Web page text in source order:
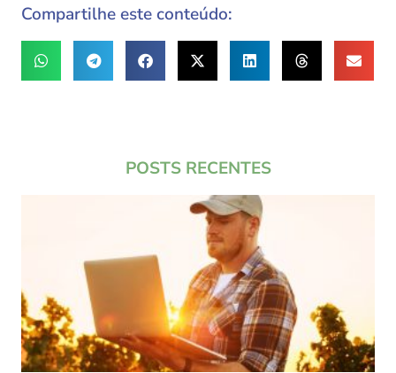
Compartilhe este conteúdo:
POSTS RECENTES